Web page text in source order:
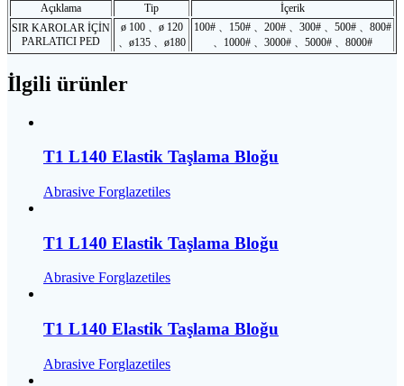
Açıklama Tip
İçerik
SIR KAROLAR İÇİN
PARLATICI PED
ø 100 、ø 120
、ø135 、ø180
100# 、150# 、200# 、300# 、500# 、800#
、1000# 、3000# 、5000# 、8000#
İlgili ürünler
T1 L140 Elastik Taşlama Bloğu
Abrasive Forglazetiles
T1 L140 Elastik Taşlama Bloğu
Abrasive Forglazetiles
T1 L140 Elastik Taşlama Bloğu
Abrasive Forglazetiles